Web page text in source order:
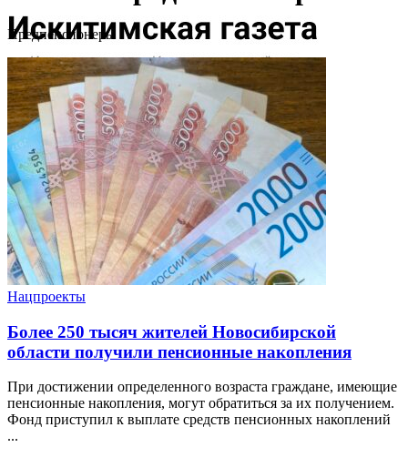
Предпенсионеры
Нацпроекты
Более 250 тысяч жителей Новосибирской
области получили пенсионные накопления
При достижении определенного возраста граждане, имеющие
пенсионные накопления, могут обратиться за их получением.
Фонд приступил к выплате средств пенсионных накоплений
...